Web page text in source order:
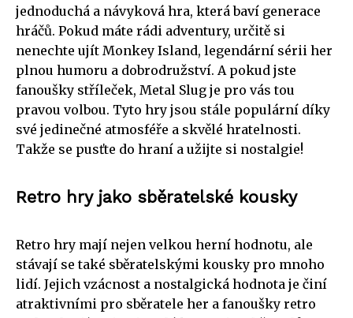
jednoduchá a návyková hra, která baví generace
hráčů. Pokud máte rádi adventury, určitě si
nenechte ujít Monkey Island, legendární sérii her
plnou humoru a dobrodružství. A pokud jste
fanoušky stříleček, Metal Slug je pro vás tou
pravou volbou. Tyto hry jsou stále populární díky
své jedinečné atmosféře a skvělé hratelnosti.
Takže se pusťte do hraní a užijte si nostalgie!
Retro hry jako sběratelské kousky
Retro hry mají nejen velkou herní hodnotu, ale
stávají se také sběratelskými kousky pro mnoho
lidí. Jejich vzácnost a nostalgická hodnota je činí
atraktivními pro sběratele her a fanoušky retro